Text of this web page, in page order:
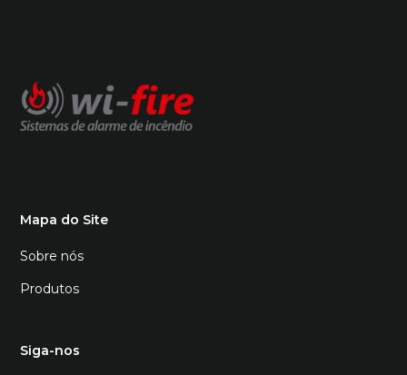
Mapa do Site
Sobre nós
Produtos
Siga-nos